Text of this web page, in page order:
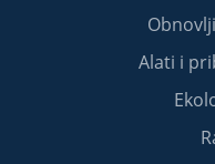
Alati i